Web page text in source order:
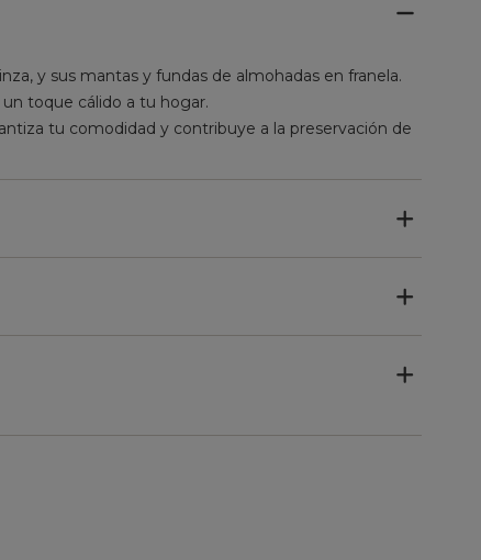
y sus mantas y fundas de almohadas en franela.
toque cálido a tu hogar.
tu comodidad y contribuye a la preservación de